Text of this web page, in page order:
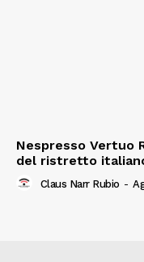
Nespresso Vertuo
del ristretto
Claus Narr Rubio -